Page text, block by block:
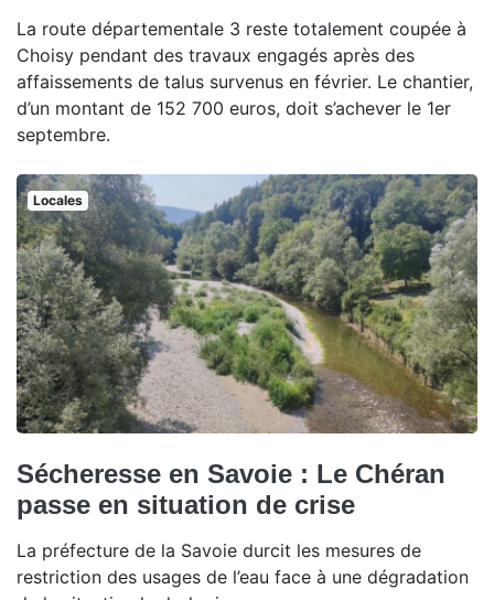
La route départementale 3 reste totalement coupée à
Choisy pendant des travaux engagés après des
affaissements de talus survenus en février. Le chantier,
d’un montant de 152 700 euros, doit s’achever le 1er
septembre.
Locales
Sécheresse en Savoie : Le Chéran
passe en situation de crise
La préfecture de la Savoie durcit les mesures de
restriction des usages de l’eau face à une dégradation